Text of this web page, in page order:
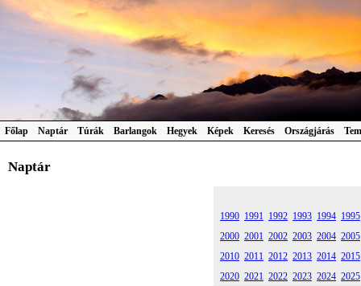
Főlap Naptár Túrák Barlangok Hegyek Képek Keresés Országjárás
Naptár
1990 1991 1992 1993 1994 1995
2000 2001 2002 2003 2004 2005
2010 2011 2012 2013 2014 2015
2020 2021 2022 2023 2024 2025